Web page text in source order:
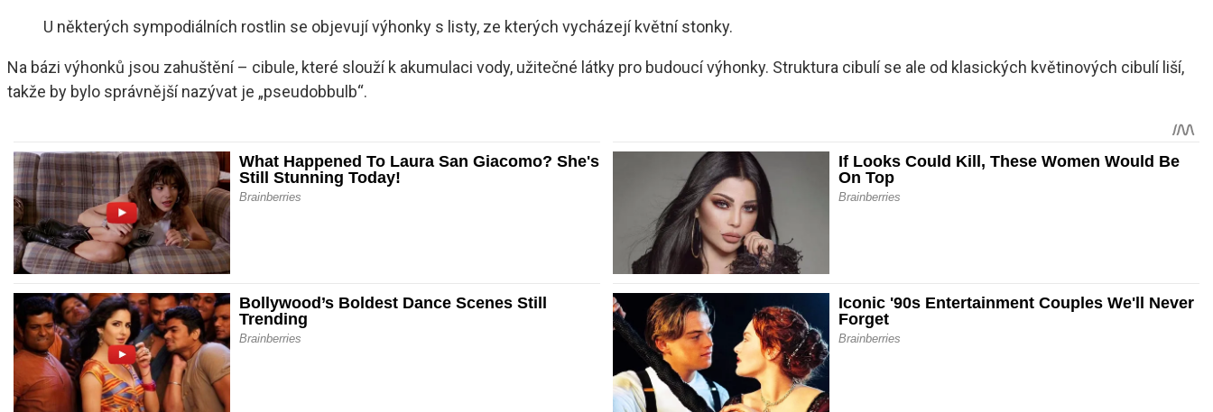
U některých sympodiálních rostlin se objevují výhonky s listy, ze kterých vycházejí květní stonky.
Na bázi výhonků jsou zahuštění – cibule, které slouží k akumulaci vody, užitečné látky pro budoucí výhonky. Struktura cibulí se ale od klasických květinových cibulí liší,
takže by bylo správnější nazývat je „pseudobbulb“.